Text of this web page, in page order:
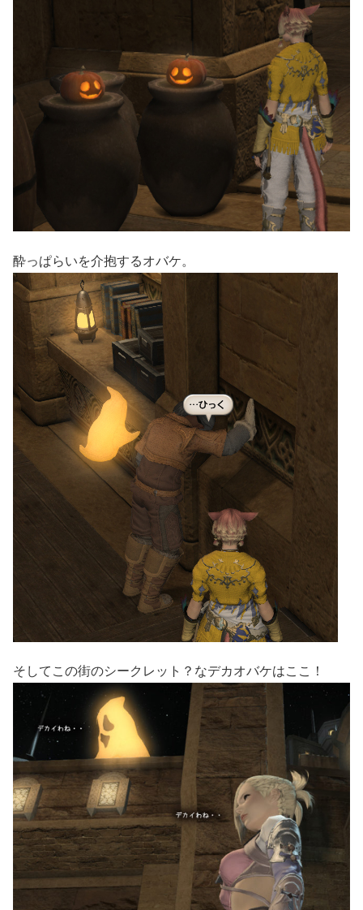
酔っぱらいを介抱するオバケ。
そしてこの街のシークレット？なデカオバケはここ！